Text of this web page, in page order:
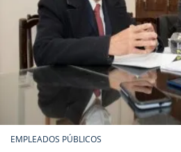
EMPLEADOS PÚBLICOS